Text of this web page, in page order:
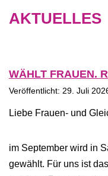
AKTUELLES
WÄHLT FRAUEN.
Veröffentlicht: 29. Juli
Liebe Frauen- und
im September wird in
gewählt. Für uns ist